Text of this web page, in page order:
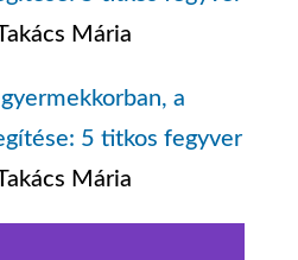
Mária
a
5 titkos fegyver
Mária